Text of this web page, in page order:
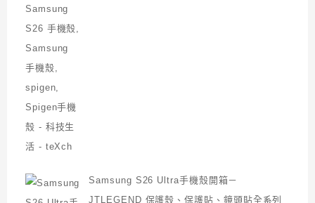
Samsung S26 Ultra手機殼開箱－
JTLEGEND 保護殼、保護貼、鏡頭貼全系列